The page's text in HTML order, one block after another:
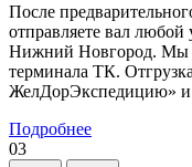
После
отправляете вал
Нижний Новгород. Мы
терминала ТК.
ЖелДорЭкспедицию»
Подробнее
03